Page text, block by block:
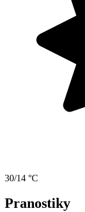
30/14 °C
Pranostiky